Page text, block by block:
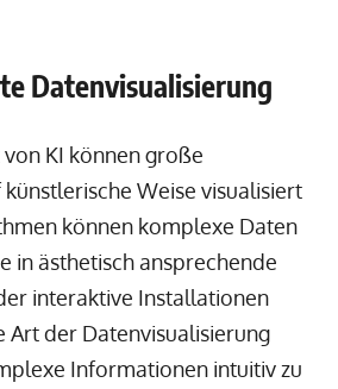
Datenvisualisierung
KI können große
Weise visualisiert
können komplexe Daten
in ästhetisch ansprechende
interaktive Installationen
Art der Datenvisualisierung
Informationen intuitiv zu